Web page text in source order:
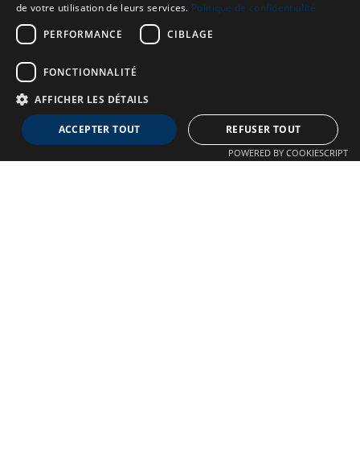
Neuro MAV France
Association dédiée aux patients souffrant de Malformations
de votre utilisation de leurs services. Politique de confidentialité
PERFORMANCE
CIBLAGE
FONCTIONNALITÉ
AFFICHER LES DÉTAILS
ACCEPTER TOUT REFUSER TOUT
POWERED BY COOKIESCRIPT